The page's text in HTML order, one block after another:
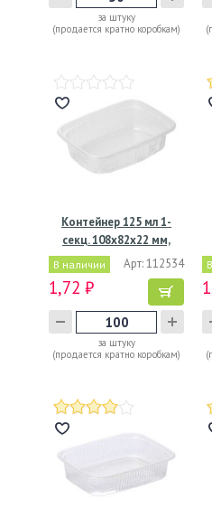
за штуку
(продается кратно коробкам)
Контейнер 125 мл 1-
секц. 108х82х22 мм,
серия…
В наличии Арт: 112534
1,72 ₽
за штуку
(продается кратно коробкам)